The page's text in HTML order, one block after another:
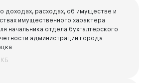
Управлению
науки
доходах, расходах, об имуществе и
имущественного характера
начальника отдела бухгалтерского
администрации города